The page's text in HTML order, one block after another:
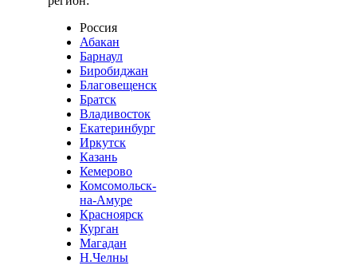
Россия
Абакан
Барнаул
Биробиджан
Благовещенск
Братск
Владивосток
Екатеринбург
Иркутск
Казань
Кемерово
Комсомольск-
на-Амуре
Красноярск
Курган
Магадан
Н.Челны